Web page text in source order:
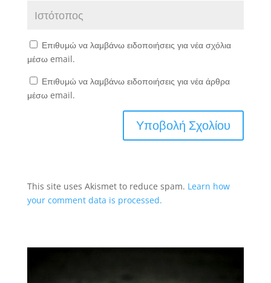
Επιθυμώ να λαμβάνω ειδοποιήσεις για νέα σχόλια
μέσω email.
Επιθυμώ να λαμβάνω ειδοποιήσεις για νέα άρθρα
μέσω email.
This site uses Akismet to reduce spam. Learn how
your comment data is processed.